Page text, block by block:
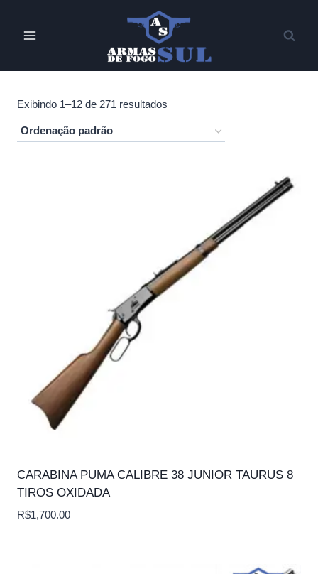
Exibindo 1–12 de 271 resultados
CARABINA PUMA CALIBRE 38 JUNIOR TAURUS 8
TIROS OXIDADA
R$1,700.00